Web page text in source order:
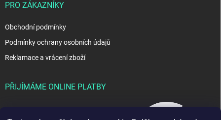
PRO ZÁKAZNÍKY
Obchodní podmínky
Podmínky ochrany osobních údajů
Reklamace a vrácení zboží
PŘIJÍMÁME ONLINE PLATBY